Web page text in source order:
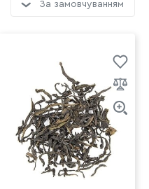
За замовчуванням